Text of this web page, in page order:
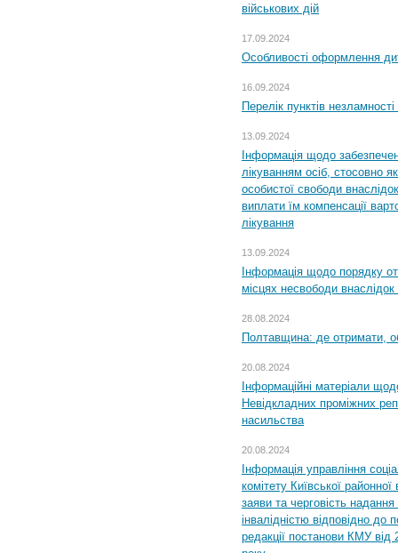
військових дій
17.09.2024
Особливості оформлення
16.09.2024
Перелік пунктів
13.09.2024
Інформація щодо
лікуванням осіб, стосовно
особистої свободи
виплати їм компенсації
лікування
13.09.2024
Інформація щодо порядку
місцях несвободи внаслідок
28.08.2024
Полтавщина: де отримати,
20.08.2024
Інформаційні матеріали
Невідкладних проміжних
насильства
20.08.2024
Інформація управління
комітету Київської
заяви та черговість надання
інвалідністю відповідно
редакції постанови КМУ